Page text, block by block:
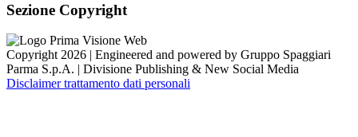
Sezione Copyright
Copyright 2026 | Engineered and powered by Gruppo Spaggiari
Parma S.p.A. | Divisione Publishing & New Social Media
Disclaimer trattamento dati personali